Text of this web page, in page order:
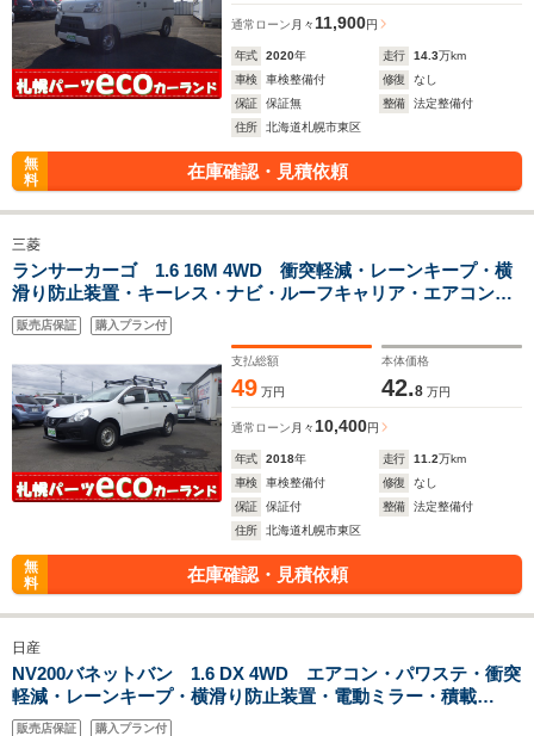
通常ローン 月々 11,900円
年式 2020年 走行 14.3万km
車検
車検整備付 修復
なし
保証
保証無 整備
法定整備付
住所
北海道札幌市東区
無
料
在庫確認・見積依頼
三菱
ランサーカーゴ 1.6 16M 4WD 衝突軽減・レーンキープ・横
滑り防止装置・キーレス・ナビ・ルーフキャリア・エアコン・
パワステ
販売店保証 購入プラン付
支払総額
49 万円
本体価格
42.8 万円
通常ローン 月々 10,400円
年式 2018年 走行 11.2万km
車検
車検整備付 修復
なし
保証
保証付 整備
法定整備付
住所
北海道札幌市東区
無
料
在庫確認・見積依頼
日産
NV200バネットバン 1.6 DX 4WD エアコン・パワステ・衝突
軽減・レーンキープ・横滑り防止装置・電動ミラー・積載
500KG・両側スライドドアー
販売店保証 購入プラン付